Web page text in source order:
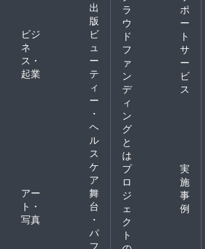
出
版
ビジ
ネ
ス・
起業
ビ
ュ
ー
テ
ィ
ー
・
ヘ
ル
ス
ケ
ア
アー
ト・
写真
舞
台
・
パ
フ
ラ
ウ
ド
フ
ァ
ン
デ
ィ
ン
グ
と
は
ポ
ー
ト
サ
ー
ビ
ス
プ
ロ
ジ
ェ
ク
ト
実
施
事
例